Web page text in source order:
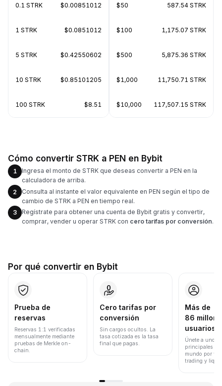
0.1 STRK $0.00851012
1 STRK $0.0851012
5 STRK $0.42550602
10 STRK $0.85101205
100 STRK $8.51
$50 587.54 STRK
$100 1,175.07 STRK
$500 5,875.36 STRK
$1,000 11,750.71 STRK
$10,000 117,507.15 STRK
Cómo convertir STRK a PEN en Bybit
1
Ingresa el monto de STRK que deseas convertir a PEN en la
calculadora de arriba.
2
Consulta al instante el valor equivalente en PEN según el tipo de
cambio de STRK a PEN en tiempo real.
3
Regístrate para obtener una cuenta de Bybit gratis y convertir,
comprar, vender u operar STRK con cero tarifas por conversión.
Por qué convertir en Bybit
Prueba de
reservas
Reservas 1:1 verificadas
mensualmente mediante
pruebas de Merkle on-
chain.
Cero tarifas por
conversión
Sin cargos ocultos. La
tasa cotizada es la tasa
final que pagas.
Más de
86
usuarios
Únete a uno
principales
mundo por
trading y